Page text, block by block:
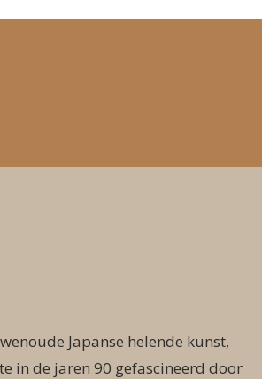
Japanse helende kunst,
in de jaren 90 gefascineerd door